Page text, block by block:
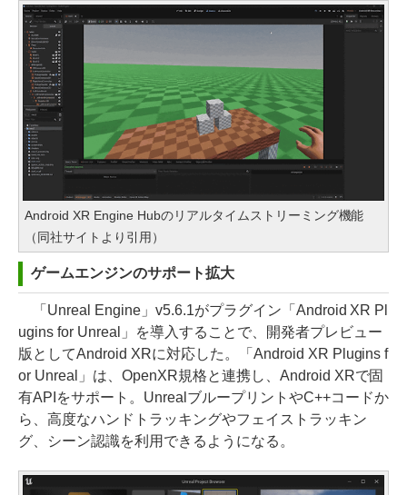
Android XR Engine Hubのリアルタイムストリーミング機能
（同社サイトより引用）
ゲームエンジンのサポート拡大
「Unreal Engine」v5.6.1がプラグイン「Android XR Pl
ugins for Unreal」を導入することで、開発者プレビュー
版としてAndroid XRに対応した。「Android XR Plugins f
or Unreal」は、OpenXR規格と連携し、Android XRで固
有APIをサポート。UnrealブループリントやC++コードか
ら、高度なハンドトラッキングやフェイストラッキン
グ、シーン認識を利用できるようになる。